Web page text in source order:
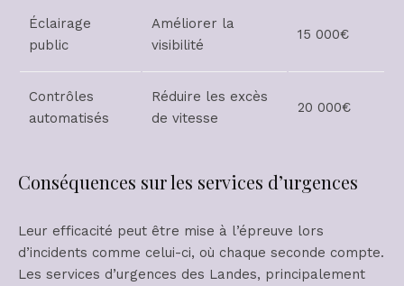
Éclairage
public
Améliorer la
visibilité
15 000€
Contrôles
automatisés
Réduire les excès
de vitesse
20 000€
Conséquences sur les services d’urgences
Leur efficacité peut être mise à l’épreuve lors
d’incidents comme celui-ci, où chaque seconde compte.
Les services d’urgences des Landes, principalement